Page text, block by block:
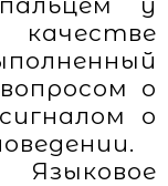
о
о